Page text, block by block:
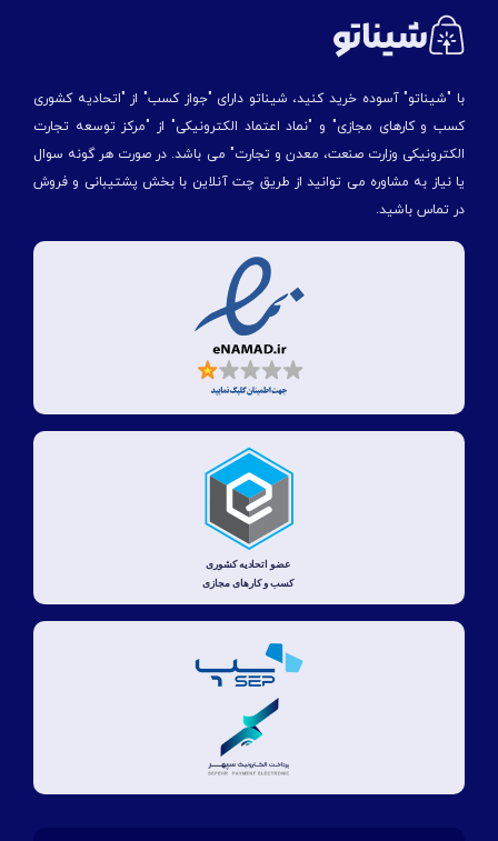
با "شیناتو" آسوده خرید کنید، شیناتو دارای "جواز کسب" از "اتحادیه کشوری
کسب و کارهای مجازی" و "نماد اعتماد الکترونیکی" از "مركز توسعه تجارت
الكترونیكی وزارت صنعت، معدن و تجارت" می باشد. در صورت هر گونه سوال
یا نیاز به مشاوره می توانید از طریق چت آنلاین با بخش پشتیبانی و فروش
در تماس باشید.